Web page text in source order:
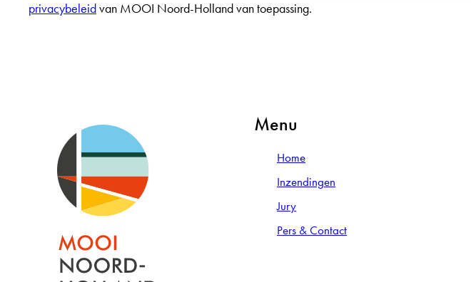
privacybeleidvan MOOI Noord-Holland van toepassing.
Menu
Home
Inzendingen
Jury
Pers & Contact